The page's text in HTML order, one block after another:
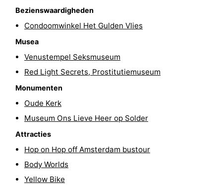
Experiences
Dorpen
Steden
Rondleidingen
Sporten
Fietsen
Wandelen
Amusement
Bezienswaardigheden
Condoomwinkel Het Gulden Vlies
Musea
Venustempel Seksmuseum
Red Light Secrets, Prostitutiemuseum
Monumenten
Oude Kerk
Museum Ons Lieve Heer op Solder
Attracties
Hop on Hop off Amsterdam bustour
Body Worlds
Yellow Bike